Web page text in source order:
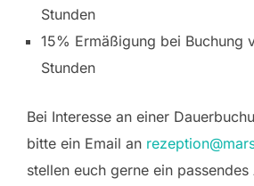
Stunden
15% Ermäßigung bei Buchung
Stunden
Bei Interesse an einer
bitte ein Email an
stellen euch gerne ein